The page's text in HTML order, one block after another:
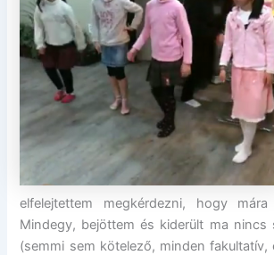
elfelejtettem megkérdezni, hogy
Mindegy, bejöttem és kiderült ma nincs
(semmi sem kötelező, minden fakultatív,